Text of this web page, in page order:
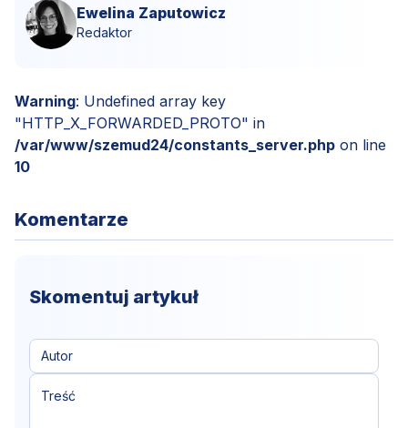
Ewelina Zaputowicz
Redaktor
Warning: Undefined array key
"HTTP_X_FORWARDED_PROTO" in
/var/www/szemud24/constants_server.php on line
10
Komentarze
Skomentuj artykuł